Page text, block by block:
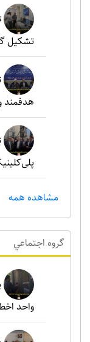
تشکیل
هدفمند
مشاهده همه
گروه اجتماعي
واحد